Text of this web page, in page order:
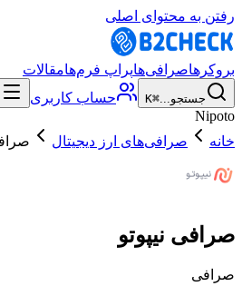
رفتن به محتوای اصلی
بروکرهاصرافی‌هاپراپ فرم‌هامقالات
جستجو...⌘K
حساب کاربری
Nipoto
خانه
صرافی‌های ارز دیجیتال
صرافی نیپوتو
صرافی